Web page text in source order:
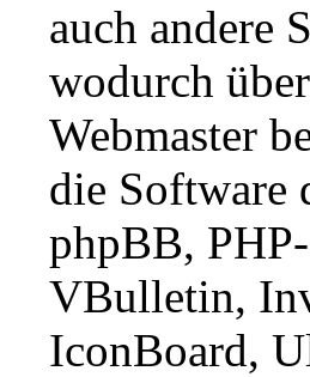
auch andere
wodurch
Webmaster
die Software
phpBB,
VBulletin,
IconBoard,